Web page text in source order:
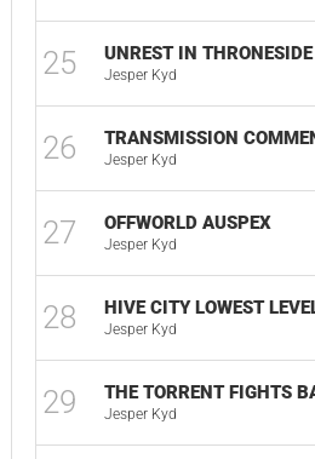
25 UNREST IN THRONESIDE
Jesper Kyd
26 TRANSMISSION
Jesper Kyd
27 OFFWORLD AUSPEX
Jesper Kyd
28 HIVE CITY LOWEST
Jesper Kyd
29 THE TORRENT FIGHTS
Jesper Kyd